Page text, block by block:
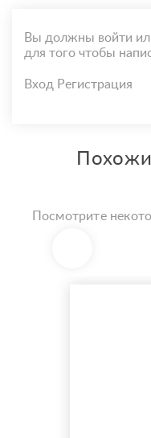
Вы должны войти
для того чтобы
Вход Регистрация
Посмотрите